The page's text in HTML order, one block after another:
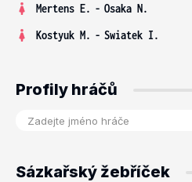
Mertens E. - Osaka N.
Kostyuk M. - Swiatek I.
Profily hráčů
Sázkařský žebříček